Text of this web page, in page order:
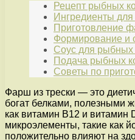
Рецепт рыбных
Ингредиенты
Приготовление
Формирование и
Соус для рыбных
Подача рыбных
Советы по
Фарш из трески — это
богат белками, полезными
как витамин В12 и витамин
микроэлементы, такие как
положительно влияют на